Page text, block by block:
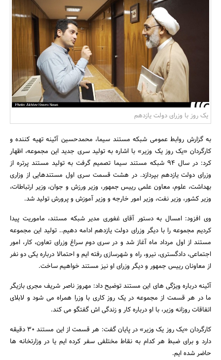
بانک، بیمه و سرمایه
مسکن و ساختمان
جستجو
یک روز با وزرای دولت یازدهم
به گزارش روابط عمومی شبکه مستند سیما، محمدحسین آئینه تهیه کننده و
کارگردان «یک روز یک وزیر» با اشاره به تولید سری جدید این مجموعه، اظهار
کرد: در سال 94 شبکه مستند سیما تصمیم گرفت به تولید مستند پرتره از
وزرای دولت یازدهم بپردازد. در هشت قسمت سری اول مستندهایی از وزاری
بهداشت، علوم، معاون علمی رییس جمهور، وزیر ورزش و جوان، وزیر ارتباطات،
وزیر کشور، وزیر نفت، وزیر امور خارجه و وزیر آموزش و پرورش تولید شد.
وی افزود: امسال به دستور آقای غفوری مدیر شبکه مستند، ماموریت پیدا
کردیم مجموعه را با دیگر وزرای دولت یازدهم ادامه دهیم.. تولید این مجموعه
مستند از اول مرداد ماه آغاز شد و در سری دوم سراغ وزرای تعاون، کار، امور
اجتماعی، دادگستری، نیرو، راه و شهرسازی رفته ایم و احتمالا درباره یکی دو نفر
از معاونان رییس جمهور و دیگر وزرای او نیز مستند خواهیم ساخت.
آئینه درباره ویژگی های این مستند توضیح داد: مهروز ناصر شریف مجری بازیگر
ما در هر قسمت از مجموعه در یک روز کاری با وزرا همراه می شود و لابلای
اتفاقات روزانه وزیر، با او درباره کار و زندگی اش گفتگو می کند.
کارگردان «یک روز یک وزیر» در پایان گفت: هر قسمت از این مستند 30 دقیقه
دارد و برای ضبط هر کدام به نقاط مختلفی سفر کرده ایم یا در وزارتخانه ها
حاضر شده ایم.